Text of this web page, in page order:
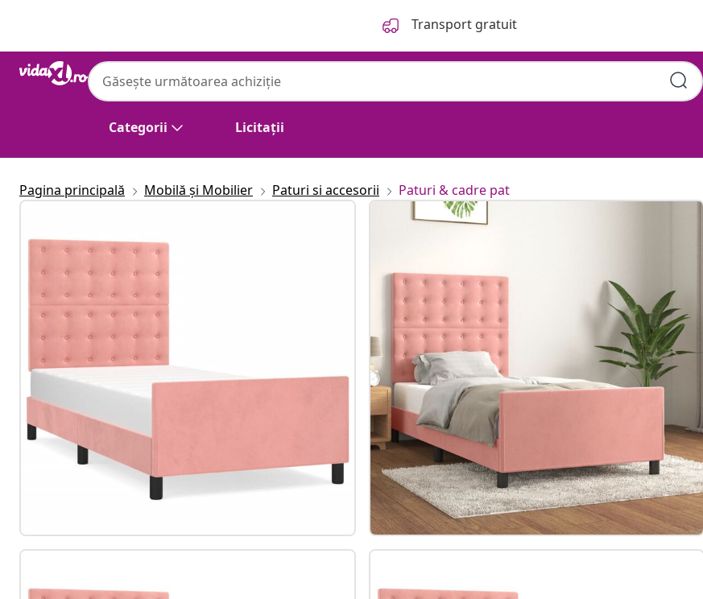
Transport gratuit
Categorii Licitații
Pagina principală Mobilă și Mobilier Paturi si accesorii Paturi & cadre pat